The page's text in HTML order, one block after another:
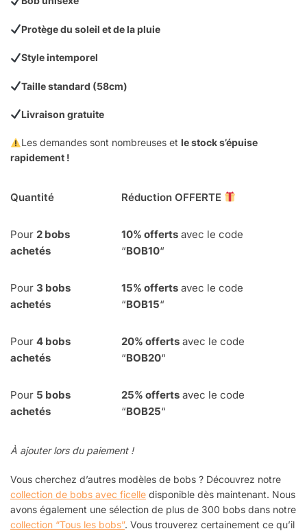
Protège du soleil et de la pluie
Style intemporel
Taille standard (58cm)
Livraison gratuite
Les demandes sont nombreuses et le stock s’épuise
rapidement !
Quantité Réduction OFFERTE
Pour 2 bobs
achetés
10% offerts avec le code
“BOB10“
Pour 3 bobs
achetés
15% offerts avec le code
“BOB15“
Pour 4 bobs
achetés
20% offerts avec le code
“BOB20“
Pour 5 bobs
achetés
25% offerts avec le code
“BOB25“
À ajouter lors du paiement !
Vous cherchez d’autres modèles de bobs ? Découvrez notre
collection de bobs avec ficelle disponible dès maintenant. Nous
avons également une sélection de plus de 300 bobs dans notre
collection “Tous les bobs”. Vous trouverez certainement ce qu’il